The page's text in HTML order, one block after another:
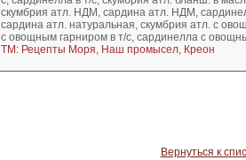
скумбрия атл. НДМ, сардина атл. НДМ,
сардина атл. натуральная, скумбрия атл. с
с овощным гарниром в т/с, сардинелла с
ТМ: Рецепты Моря, Наш промысел, Креон
Вернуться к